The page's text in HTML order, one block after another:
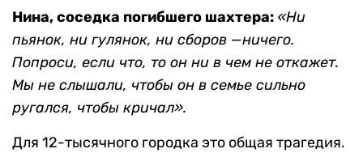
Нина, соседка погибшего шахтера: «Ни
пьянок, ни гулянок, ни сборов —ничего.
Попроси, если что, то он ни в чем не откажет.
Мы не слышали, чтобы он в семье сильно
ругался, чтобы кричал».
Для 12-тысячного городка это общая трагедия.